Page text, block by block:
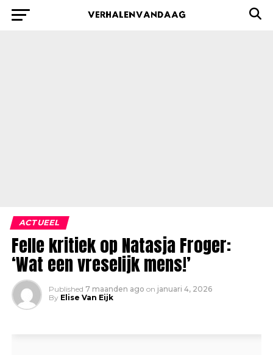
ACTUEEL
Felle kritiek op Natasja Froger:
‘Wat een vreselijk mens!’
Published 7 maanden ago on januari 4, 2026
By Elise Van Eijk